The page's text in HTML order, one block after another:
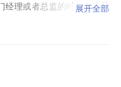
经理或者总监的时候，你就
，其实好像也什么都不会！
，我们的价值到底应该怎么
展开全部